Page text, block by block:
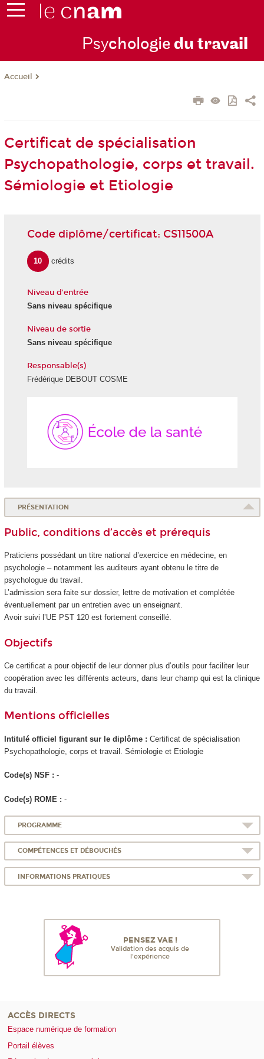
Psychologie du travail
Accueil
Certificat de spécialisation
Psychopathologie, corps et travail.
Sémiologie et Etiologie
Code diplôme/certificat: CS11500A
10 crédits
Niveau d'entrée
Sans niveau spécifique
Niveau de sortie
Sans niveau spécifique
Responsable(s)
Frédérique DEBOUT COSME
PRÉSENTATION
Public, conditions d’accès et prérequis
Praticiens possédant un titre national d’exercice en médecine, en
psychologie – notamment les auditeurs ayant obtenu le titre de
psychologue du travail.
L’admission sera faite sur dossier, lettre de motivation et complétée
éventuellement par un entretien avec un enseignant.
Avoir suivi l’UE PST 120 est fortement conseillé.
Objectifs
Ce certificat a pour objectif de leur donner plus d’outils pour faciliter leur
coopération avec les différents acteurs, dans leur champ qui est la clinique
du travail.
Mentions officielles
Intitulé officiel figurant sur le diplôme : Certificat de spécialisation
Psychopathologie, corps et travail. Sémiologie et Etiologie
Code(s) NSF : -
Code(s) ROME : -
PROGRAMME
COMPÉTENCES ET DÉBOUCHÉS
INFORMATIONS PRATIQUES
PENSEZ VAE !
Validation des acquis de
l'expérience
ACCÈS DIRECTS
Espace numérique de formation
Portail élèves